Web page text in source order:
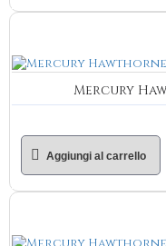
Mercury
Aggiungi al carrello